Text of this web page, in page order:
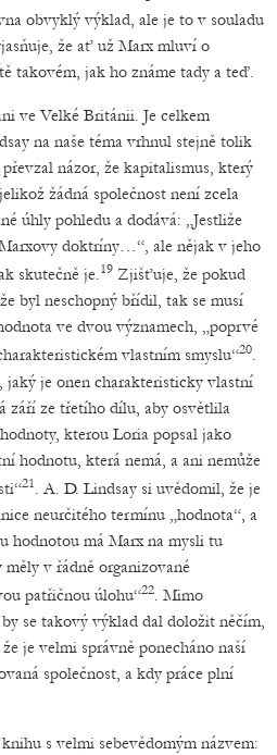
obvyklý výklad, ale je to v souladu
že ať už Marx mluví o
takovém, jak ho známe tady a teď.
ve Velké Británii. Je celkem
na naše téma vrhnul stejně tolik
názor, že kapitalismus, který
žádná společnost není zcela
úhly pohledu a dodává: „Jestliže
doktríny…“, ale nějak v jeho
skutečně je.19 Zjišťuje, že pokud
byl neschopný břídil, tak se musí
ve dvou významech, „poprvé
vlastním smyslu“20.
jaký je onen charakteristicky vlastní
září ze třetího dílu, aby osvětlila
kterou Loria popsal jako
hodnotu, která nemá, a ani nemůže
21. A. D. Lindsay si uvědomil, že je
neurčitého termínu „hodnota“, a
hodnotou má Marx na mysli tu
v řádně organizované
patřičnou úlohu“22. Mimo
se takový výklad dal doložit něčím,
je velmi správně ponecháno naší
společnost, a kdy práce plní
s velmi sebevědomým názvem: